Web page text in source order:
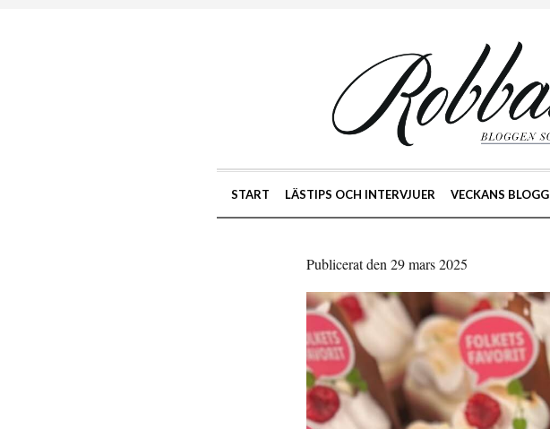
START LÄSTIPS OCH INTERVJUER VECKANS BLOGG
Publicerat den 29 mars 2025